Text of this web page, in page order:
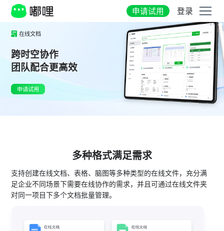
申请试用 登录
在线文档
跨时空协作
团队配合更高效
申请试用
多种格式满足需求
支持创建在线文档、表格、脑图等多种类型的在线文件，充分满
足企业不同场景下需要在线协作的需求，并且可通过在线文件夹
对同一项目下多个文档批量管理。